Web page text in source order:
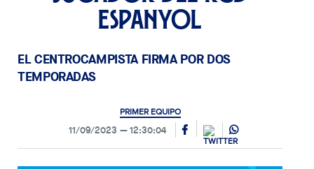
Espanyol
EL CENTROCAMPISTA FIRMA POR DOS
TEMPORADAS
PRIMER EQUIPO
11/09/2023 12:30:04